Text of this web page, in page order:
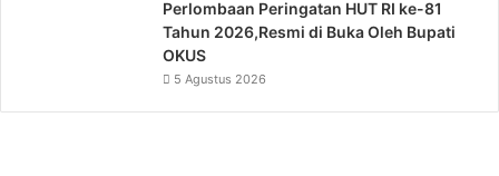
Perlombaan Peringatan HUT RI ke-81
Tahun 2026,Resmi di Buka Oleh Bupati
OKUS
5 Agustus 2026